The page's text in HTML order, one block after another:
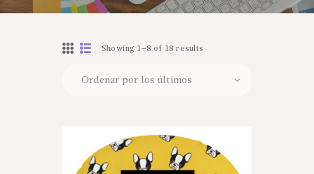
Showing 1–8 of 18 results